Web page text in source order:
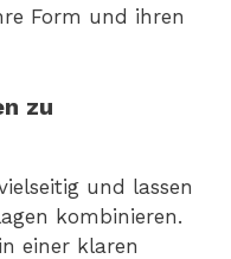
Form und ihren
zu
und lassen
kombinieren.
einer klaren